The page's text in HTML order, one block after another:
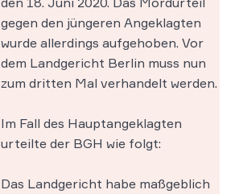
gegen den jüngeren Angeklagten
wurde allerdings aufgehoben. Vor
dem Landgericht Berlin muss nun
zum dritten Mal verhandelt werden.
Im Fall des Hauptangeklagten
urteilte der BGH wie folgt:
Das Landgericht habe maßgeblich